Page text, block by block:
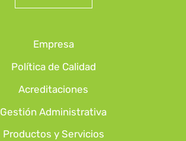
Empresa
Política de Calidad
Acreditaciones
Gestión Administrativa
Productos y Servicios